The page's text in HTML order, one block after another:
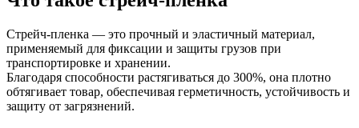
Стрейч-пленка — это прочный и эластичный материал,
применяемый для фиксации и защиты грузов при
транспортировке и хранении.
Благодаря способности растягиваться до 300%, она плотно
обтягивает товар, обеспечивая герметичность, устойчивость и
защиту от загрязнений.